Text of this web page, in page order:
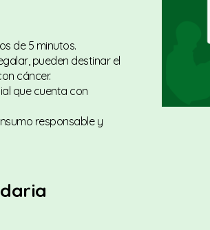
de 5 minutos.
pueden destinar el
cáncer.
que cuenta con
responsable y